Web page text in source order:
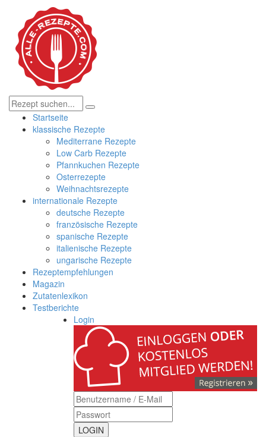
Startseite
klassische Rezepte
Mediterrane Rezepte
Low Carb Rezepte
Pfannkuchen Rezepte
Osterrezepte
Weihnachtsrezepte
internationale Rezepte
deutsche Rezepte
französische Rezepte
spanische Rezepte
italienische Rezepte
ungarische Rezepte
Rezeptempfehlungen
Magazin
Zutatenlexikon
Testberichte
Login
LOGIN